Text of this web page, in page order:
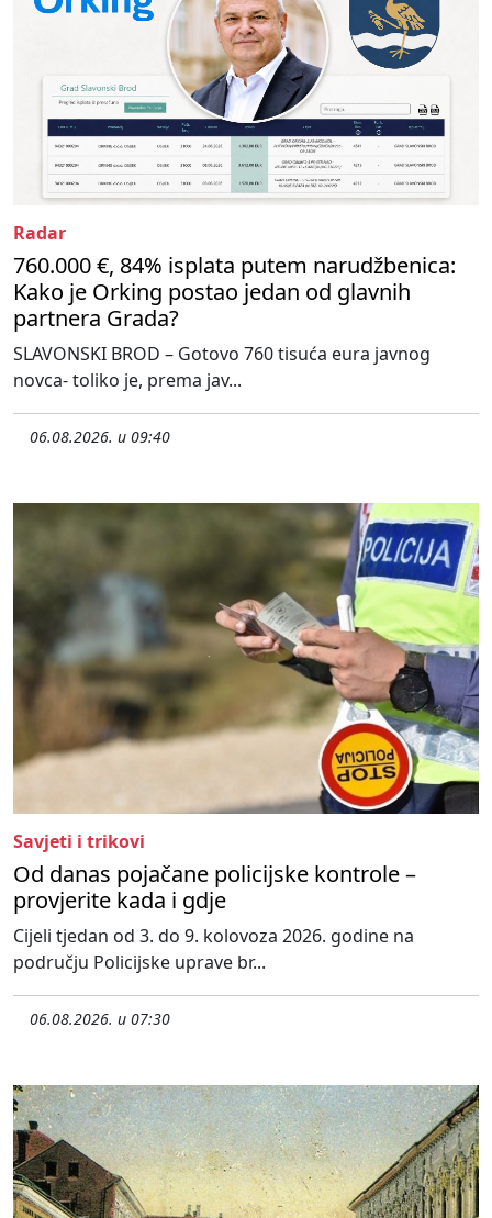
Radar
760.000 €, 84% isplata putem narudžbenica:
Kako je Orking postao jedan od glavnih
partnera Grada?
SLAVONSKI BROD – Gotovo 760 tisuća eura javnog
novca- toliko je, prema jav...
06.08.2026. u 09:40
Savjeti i trikovi
Od danas pojačane policijske kontrole –
provjerite kada i gdje
Cijeli tjedan od 3. do 9. kolovoza 2026. godine na
području Policijske uprave br...
06.08.2026. u 07:30